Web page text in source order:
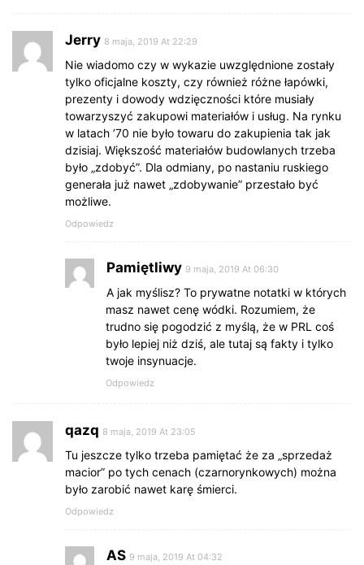
Jerry 8 maja, 2019 At 22:29
Nie wiadomo czy w wykazie uwzględnione zostały
tylko oficjalne koszty, czy również różne łapówki,
prezenty i dowody wdzięczności które musiały
towarzyszyć zakupowi materiałów i usług. Na rynku
w latach ’70 nie było towaru do zakupienia tak jak
dzisiaj. Większość materiałów budowlanych trzeba
było „zdobyć”. Dla odmiany, po nastaniu ruskiego
generała już nawet „zdobywanie” przestało być
możliwe.
Odpowiedz
Pamiętliwy 9 maja, 2019 At 06:30
A jak myślisz? To prywatne notatki w których
masz nawet cenę wódki. Rozumiem, że
trudno się pogodzić z myślą, że w PRL coś
było lepiej niż dziś, ale tutaj są fakty i tylko
twoje insynuacje.
Odpowiedz
qazq 8 maja, 2019 At 23:05
Tu jeszcze tylko trzeba pamiętać że za „sprzedaż
macior” po tych cenach (czarnorynkowych) można
było zarobić nawet karę śmierci.
Odpowiedz
AS 9 maja, 2019 At 04:32